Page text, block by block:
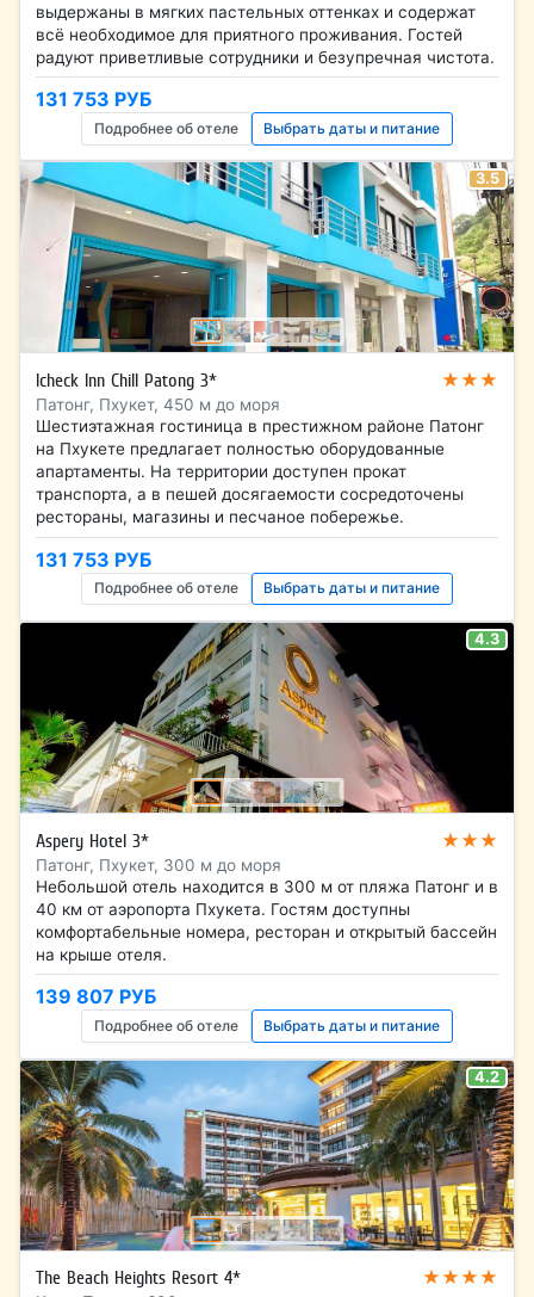
выдержаны в мягких пастельных оттенках и содержат
всё необходимое для приятного проживания. Гостей
радуют приветливые сотрудники и безупречная чистота.
131 753 РУБ
Подробнее об отеле Выбрать даты и питание
3.5
Icheck Inn Chill Patong 3* ★★★
Патонг, Пхукет, 450 м до моря
Шестиэтажная гостиница в престижном районе Патонг
на Пхукете предлагает полностью оборудованные
апартаменты. На территории доступен прокат
транспорта, а в пешей досягаемости сосредоточены
рестораны, магазины и песчаное побережье.
131 753 РУБ
Подробнее об отеле Выбрать даты и питание
4.3
Aspery Hotel 3* ★★★
Патонг, Пхукет, 300 м до моря
Небольшой отель находится в 300 м от пляжа Патонг и в
40 км от аэропорта Пхукета. Гостям доступны
комфортабельные номера, ресторан и открытый бассейн
на крыше отеля.
139 807 РУБ
Подробнее об отеле Выбрать даты и питание
4.2
The Beach Heights Resort 4* ★★★★